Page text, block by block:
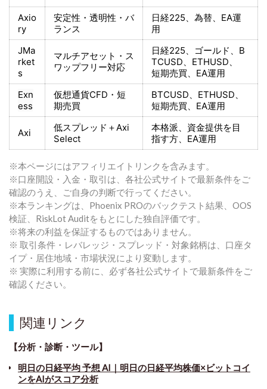
Axio
ry
安定性・透明性・バ
ランス
日経225、為替、EA運
用
JMa
rket
s
マルチアセット・ス
ワップフリー対応
日経225、ゴールド、 B
TCUSD、ETHUSD、
短期売買、EA運用
Exn
ess
仮想通貨CFD・短
期売買
BTCUSD、ETHUSD、
短期売買、EA運用
Axi 低スプレッド＋Axi
Select
本格派、資金提供を目
指す方、EA運用
※本ページにはアフィリエイトリンクを含みます。
※口座開設・入金・取引は、各社公式サイトで最新条件をご
確認のうえ、ご自身の判断で行ってください。
※本ランキングは、Phoenix PROのバックテスト結果、OOS
検証、RiskLot Auditをもとにした独自評価です。
※将来の利益を保証するものではありません。
※ 取引条件・レバレッジ・スプレッド・対象銘柄は、口座タ
イプ・居住地域・市場状況により変動します。
※ 実際に利用する前に、必ず各社公式サイトで最新条件をご
確認ください。
関連リンク
【分析・診断・ツール】
明日の日経平均 予想 AI｜明日の日経平均株価×ビットコイ
ンをAIがスコア分析